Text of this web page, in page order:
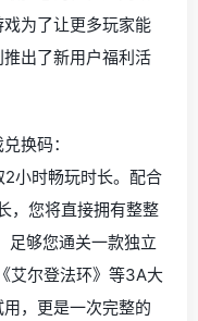
为了让更多玩家能
出了新用户福利活
换码：
2小时畅玩时长。配合
，您将直接拥有整整
足够您通关一款独立
艾尔登法环》等3A大
，更是一次完整的